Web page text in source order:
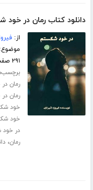
دانلود کتاب رمان در خود
از:
۲۹۱ صفحه
رمان
رمان
خود
خود
در خود
رمان،